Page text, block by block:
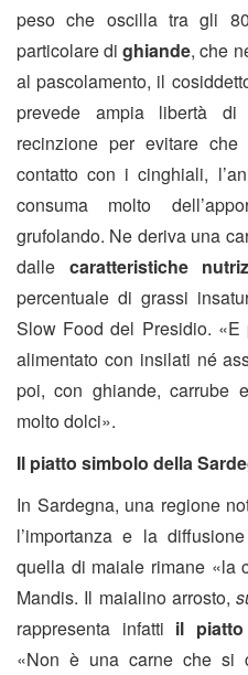
peso che oscilla tra gli
particolare dighiande, che
al pascolamento, il
prevede ampia libertà
recinzione per evitare
contatto con i cinghiali,
consuma molto
grufolando. Ne deriva una
dalle caratteristiche
percentuale di grassi
Slow Food del Presidio.
alimentato con insilati né
poi, con ghiande, carrube
molto dolci».
Il piatto simbolo della
In Sardegna, una regione
l’importanza e la
quella di maiale rimane «la
Mandis. Il maialino arrosto,
rappresenta infatti il piatto
«Non è una carne che si